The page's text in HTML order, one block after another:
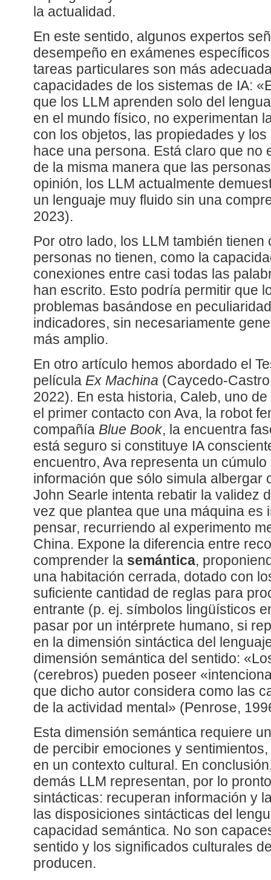
la actualidad.
En este sentido, algunos expertos
desempeño en exámenes
tareas particulares son más
capacidades de los sistemas de IA:
que los LLM aprenden solo del
en el mundo físico, no experimentan
con los objetos, las propiedades y
hace una persona. Está claro que no
de la misma manera que las
opinión, los LLM actualmente
un lenguaje muy fluido sin una
2023).
Por otro lado, los LLM también
personas no tienen, como la
conexiones entre casi todas las
han escrito. Esto podría permitir que
problemas basándose en
indicadores, sin necesariamente
más amplio.
En otro artículo hemos abordado el
película Ex Machina (Caycedo-
2022). En esta historia, Caleb, uno
el primer contacto con Ava, la robot
compañía Blue Book, la encuentra
está seguro si constituye IA
encuentro, Ava representa un
información que sólo simula albergar
John Searle intenta rebatir la validez
vez que plantea que una máquina es
pensar, recurriendo al experimento
China. Expone la diferencia entre
comprender la semántica,
una habitación cerrada, dotado con
suficiente cantidad de reglas para
entrante (p. ej. símbolos lingüísticos
pasar por un intérprete humano, si
en la dimensión sintáctica del
dimensión semántica del sentido:
(cerebros) pueden poseer
que dicho autor considera como las
de la actividad mental» (Penrose,
Esta dimensión semántica requiere
de percibir emociones y
en un contexto cultural. En
demás LLM representan, por lo
sintácticas: recuperan información y
las disposiciones sintácticas del
capacidad semántica. No son
sentido y los significados culturales
producen.